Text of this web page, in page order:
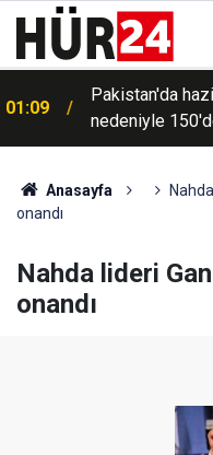
01:09
Pakistan'da
nedeniyle
Anasayfa
onandı
Nahda lideri
onandı